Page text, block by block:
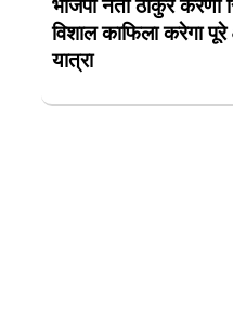
विशाल काफिला करेगा
यात्रा